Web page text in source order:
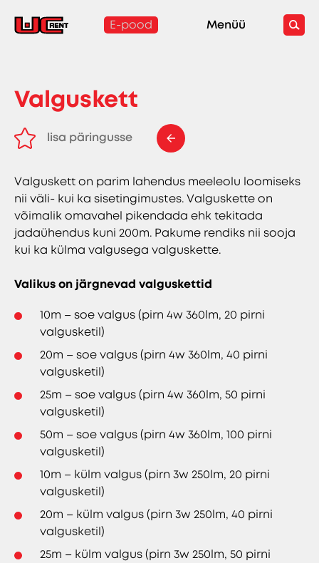
E-pood Menüü
Valguskett
lisa päringusse
Valguskett on parim lahendus meeleolu loomiseks
nii väli- kui ka sisetingimustes. Valguskette on
võimalik omavahel pikendada ehk tekitada
jadaühendus kuni 200m. Pakume rendiks nii sooja
kui ka külma valgusega valguskette.
Valikus on järgnevad valguskettid
10m – soe valgus (pirn 4w 360lm, 20 pirni
valgusketil)
20m – soe valgus (pirn 4w 360lm, 40 pirni
valgusketil)
25m – soe valgus (pirn 4w 360lm, 50 pirni
valgusketil)
50m – soe valgus (pirn 4w 360lm, 100 pirni
valgusketil)
10m – külm valgus (pirn 3w 250lm, 20 pirni
valgusketil)
20m – külm valgus (pirn 3w 250lm, 40 pirni
valgusketil)
25m – külm valgus (pirn 3w 250lm, 50 pirni